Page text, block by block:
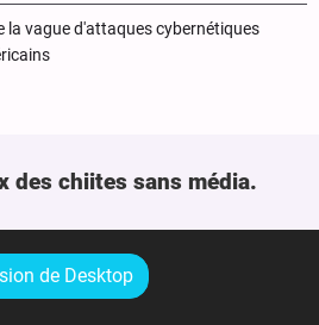
la vague d'attaques cybernétiques
des chiites sans média.
de Desktop